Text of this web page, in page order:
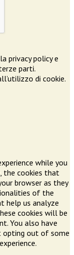
privacy policy e
parti.
di cookie.
while you
the cookies that
browser as they
of the
help us analyze
cookies will be
You also have
out of some